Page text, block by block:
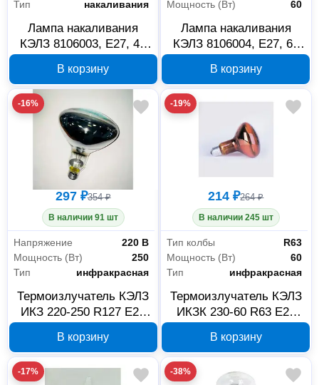
Тип
накаливания
Лампа накаливания
КЭЛЗ 8106003, E27, 40
В корзину
Мощность (Вт)
60
Лампа накаливания
КЭЛЗ 8106004, E27, 60
В корзину
-16%
297 ₽354 ₽
В наличии 91 шт
Напряжение
220 В
Мощность (Вт)
250
Тип
инфракрасная
Термоизлучатель КЭЛЗ
ИКЗ 220-250 R127 E27
В корзину
-19%
214 ₽264 ₽
В наличии 245 шт
Тип колбы
R63
Мощность (Вт)
60
Тип
инфракрасная
Термоизлучатель КЭЛЗ
ИКЗК 230-60 R63 E27
В корзину
-17% -38%